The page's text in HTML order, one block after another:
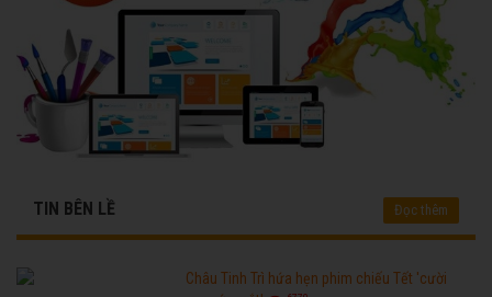
TIN BÊN LỀ Đọc thêm
Châu Tinh Trì hứa hẹn phim chiếu Tết 'cười